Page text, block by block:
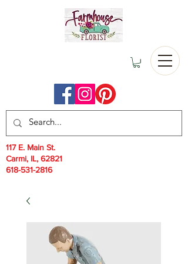
117 E. Main St.
Carmi, IL, 62821
618-531-2816